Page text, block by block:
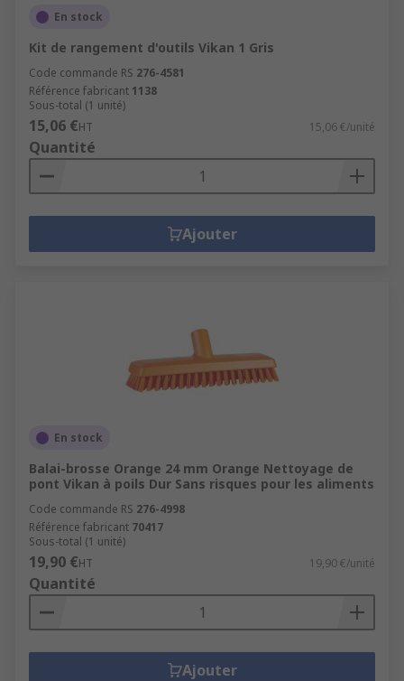
En stock
Kit de rangement d'outils Vikan 1 Gris
Code commande RS 276-4581
Référence fabricant 1138
Sous-total (1 unité)
15,06 €HT 15,06 €/unité
Quantité
Ajouter
En stock
Balai-brosse Orange 24 mm Orange Nettoyage de
pont Vikan à poils Dur Sans risques pour les aliments
Code commande RS 276-4998
Référence fabricant 70417
Sous-total (1 unité)
19,90 €HT 19,90 €/unité
Quantité
Ajouter